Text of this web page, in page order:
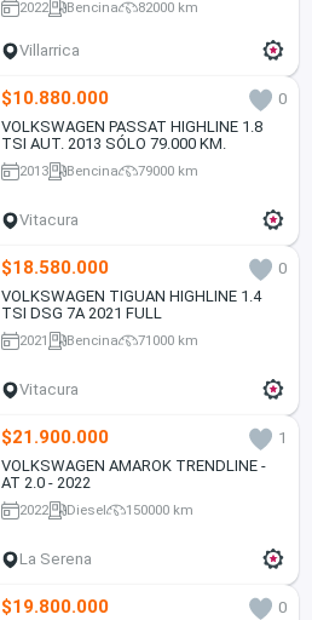
2022 Bencina 82000 km
Villarrica
$10.880.000
0
VOLKSWAGEN PASSAT HIGHLINE 1.8
TSI AUT. 2013 SÓLO 79.000 KM.
2013 Bencina 79000 km
Vitacura
$18.580.000
0
VOLKSWAGEN TIGUAN HIGHLINE 1.4
TSI DSG 7A 2021 FULL
2021 Bencina 71000 km
Vitacura
$21.900.000
1
VOLKSWAGEN AMAROK TRENDLINE -
AT 2.0 - 2022
2022 Diesel 150000 km
La Serena
$19.800.000
0